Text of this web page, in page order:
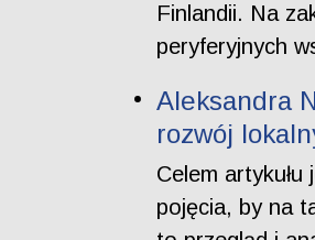
Finlandii. Na
peryferyjnych
Aleksandra
rozwój
Celem
pojęcia, by na